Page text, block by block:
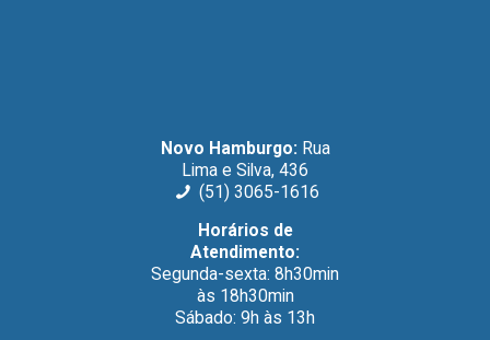
Novo Hamburgo: Rua
Lima e Silva, 436
(51) 3065-1616
Horários de
Atendimento:
Segunda-sexta: 8h30min
às 18h30min
Sábado: 9h às 13h